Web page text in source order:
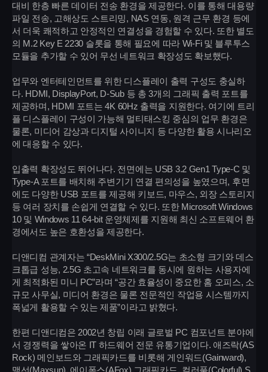
대비 한층 빠른 데이터 전송 환경을 제공한다. 이를 통해 대용량
파일 전송, 고해상도 스트리밍, NAS 연동, 원격 근무 환경 등에
서 더욱 쾌적하고 안정적인 연결성을 경험할 수 있다. 또한 별도
의 M.2 Key E 2230 슬롯을 통해 필요에 따라 Wi-Fi 및 블루투스
모듈을 추가할 수 있어 무선 네트워크 확장성도 확보했다.
업무와 엔터테인먼트를 위한 디스플레이 출력 구성도 충실하
다. HDMI, DisplayPort, D-Sub 등 총 3개의 그래픽 출력 포트를
제공하며, HDMI 포트는 4K 60Hz 출력을 지원한다. 여기에 트리
플 디스플레이 구성이 가능해 멀티태스킹 중심의 업무 환경은
물론, 미디어 감상과 디지털 사이니지 등 다양한 활용 시나리오
에 대응할 수 있다.
입출력 확장성도 뛰어나다. 전면에는 USB 3.2 Gen1 Type-C 및
Type-A 포트를 배치해 주변기기 연결 편의성을 높였으며, 후면
에도 다양한 USB 포트를 제공해 키보드, 마우스, 외장 스토리지
등 여러 장치를 손쉽게 연결할 수 있다. 또한 Microsoft Windows
10 및 Windows 11 64-bit 운영체제를 지원해 최신 소프트웨어 환
경에서도 높은 호환성을 제공한다.
디앤디컴 관계자는 “DeskMini X300/2.5G는 초소형 크기와 데스
크톱급 성능, 2.5G 초고속 네트워크를 동시에 원하는 사용자에
게 최적화된 미니 PC”라며 “공간 효율성이 중요한 홈 오피스, 소
규모 사무실, 미디어 환경은 물론 전문적인 작업용 시스템까지
폭넓게 활용할 수 있는 제품”이라고 밝혔다.
한편 디앤디컴은 2002년 창립 이래 글로벌 PC 컴포넌트 분야에
서 경쟁력을 쌓아온 IT 하드웨어 전문 유통기업이다. 애즈락(AS
Rock) 메인보드와 그래픽카드를 비롯해 게인워드(Gainward),
맥선(Maxsun), 에이폭스(AFox) 그래픽카드, 컬러풀(Colorful) S